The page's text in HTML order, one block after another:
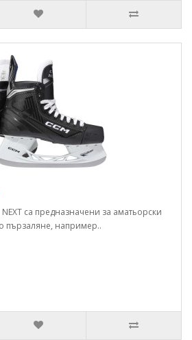
са предназначени за аматьорски
пързаляне, например..